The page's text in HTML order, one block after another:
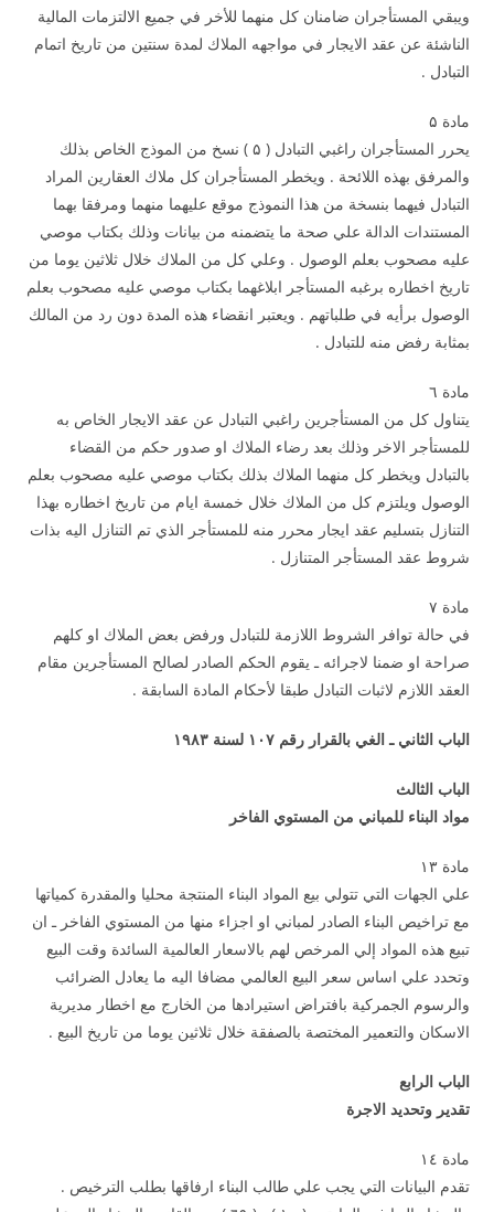
ويبقي المستأجران ضامنان كل منهما للأخر في جميع الالتزمات المالية
الناشئة عن عقد الايجار في مواجهه الملاك لمدة سنتين من تاريخ اتمام
التبادل .
مادة ۵
يحرر المستأجران راغبي التبادل ( ۵ ) نسخ من الموذج الخاص بذلك
والمرفق بهذه اللائحة . ويخطر المستأجران كل ملاك العقارين المراد
التبادل فيهما بنسخة من هذا النموذج موقع عليهما منهما ومرفقا بهما
المستندات الدالة علي صحة ما يتضمنه من بيانات وذلك بكتاب موصي
عليه مصحوب بعلم الوصول . وعلي كل من الملاك خلال ثلاثين يوما من
تاريخ اخطاره برغبه المستأجر ابلاغهما بكتاب موصي عليه مصحوب بعلم
الوصول برأيه في طلباتهم . ويعتبر انقضاء هذه المدة دون رد من المالك
بمثابة رفض منه للتبادل .
مادة ٦
يتناول كل من المستأجرين راغبي التبادل عن عقد الايجار الخاص به
للمستأجر الاخر وذلك بعد رضاء الملاك او صدور حكم من القضاء
بالتبادل ويخطر كل منهما الملاك بذلك بكتاب موصي عليه مصحوب بعلم
الوصول ويلتزم كل من الملاك خلال خمسة ايام من تاريخ اخطاره بهذا
التنازل بتسليم عقد ايجار محرر منه للمستأجر الذي تم التنازل اليه بذات
شروط عقد المستأجر المتنازل .
مادة ۷
في حالة توافر الشروط اللازمة للتبادل ورفض بعض الملاك او كلهم
صراحة او ضمنا لاجرائه ـ يقوم الحكم الصادر لصالح المستأجرين مقام
العقد اللازم لاثبات التبادل طبقا لأحكام المادة السابقة .
الباب الثاني ـ الغي بالقرار رقم۱۰۷ لسنة۱۹۸۳
الباب الثالث
مواد البناء للمباني من المستوي الفاخر
مادة ۱۳
علي الجهات التي تتولي بيع المواد البناء المنتجة محليا والمقدرة كمياتها
مع تراخيص البناء الصادر لمباني او اجزاء منها من المستوي الفاخر ـ ان
تبيع هذه المواد إلي المرخص لهم بالاسعار العالمية السائدة وقت البيع
وتحدد علي اساس سعر البيع العالمي مضافا اليه ما يعادل الضرائب
والرسوم الجمركية بافتراض استيرادها من الخارج مع اخطار مديرية
الاسكان والتعمير المختصة بالصفقة خلال ثلاثين يوما من تاريخ البيع .
الباب الرابع
تقدير وتحديد الاجرة
مادة ۱٤
تقدم البيانات التي يجب علي طالب البناء ارفاقها بطلب الترخيص .